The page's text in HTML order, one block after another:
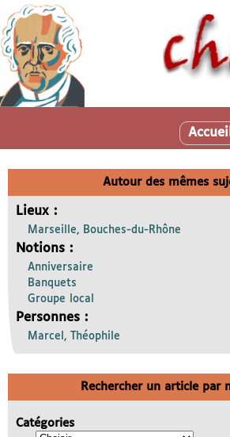
Accueil
Autour des mêmes
Lieux :
Marseille, Bouches-du-Rhône
Notions :
Anniversaire
Banquets
Groupe local
Personnes :
Marcel, Théophile
Rechercher un article par
Catégories